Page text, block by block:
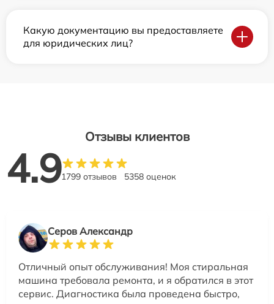
Какую документацию вы предоставляете
для юридических лиц?
Отзывы клиентов
4.91799 отзывов 5358 оценок
Серов Александр
Отличный опыт обслуживания! Моя стиральная
машина требовала ремонта, и я обратился в этот
сервис. Диагностика была проведена быстро,